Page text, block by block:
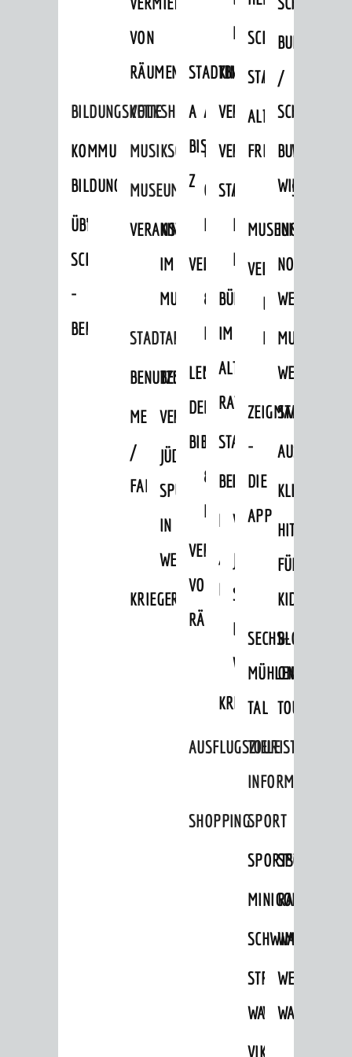
VON
RÄUMEN
BILDUNGSKETTE
KOMMUNALES
BILDUNGSMANAGEMENT
ÜBERGANG
SCHULE
-
BERUF
"FRÜHE
BILDUNG"
VOLKSHOCHSCHULE
MUSIKSCHULE
MUSEUM
VERANSTALTUNGEN
KINDER
IM
MUSEUM
STADTARCHIV
BENUTZUNG
MELDEKARTEI
/
FAMILIENFORSCHUNG
BESTANDSÜBERSICHT
VERÖFFENTLICHUNGEN
JÜDISCHE
SPUREN
IN
WEINHEIM
KRIEGERDENKMAL
MUSEUM
STADTBIBLIOTHEK
A
BIS
Z
AUSLEIHE
MEDIENANGEBOTE
ONLINE-
KATALOG
VERANSTALTUNGEN
AUSBILDUNG
&
PRAKTIKA
LEIHVERKEHR
DER
BIBLIOTHEK
SERVICE
FÜR
LEHRER/INNEN
&
ERZIEHER/INNEN
VERMIETUNG
VON
RÄUMEN
KINO
VERANSTALTER
STADTHALLE
ROLF-
ENGELBRECHT-
HAUS
BÜRGERSAAL
IM
ALTEN
RATHAUS
STADTARCHIV
BENUTZUNG
MELDEKARTEI
/
FAMILIENFORSCHUNG
JÜDISCHE
SPUREN
IN
WEINHEIM
KRIEGERDENKMAL
SCHLOSSPARK
STADTGARTEN
ALTER
FRIEDHOF
ROSENANLAGE
BURGEN
/
SCHLOSS
BURGRUINE
WINDECK
SCHLOSS
MUSEUM
KINDER
IM
MUSEUM
INGRID-
NOLL-
WEG
MUNDART-
WEG
ZEIGMAL
-
DIE
APP
STADTTEILE
HITS
FÜR
KIDS
SECHS-
MÜHLEN-
TAL
BLOGGER
ON
TOUR
AUSFLUGSZIELE
TOURIST
INFORMATION
SHOPPINGSPORT
SPORTSTÄTTEN
MINIGOLFRADFAHREN
SCHWIMMEN
STRANDBAD
WAIDSEE
TSG
VIKTOR-
WANDERN
WEINHEIMER
Veranstaltungskalender
Verkehrsinformationen
Amtliche Bekanntmachungen
Infos zum Coronavirus